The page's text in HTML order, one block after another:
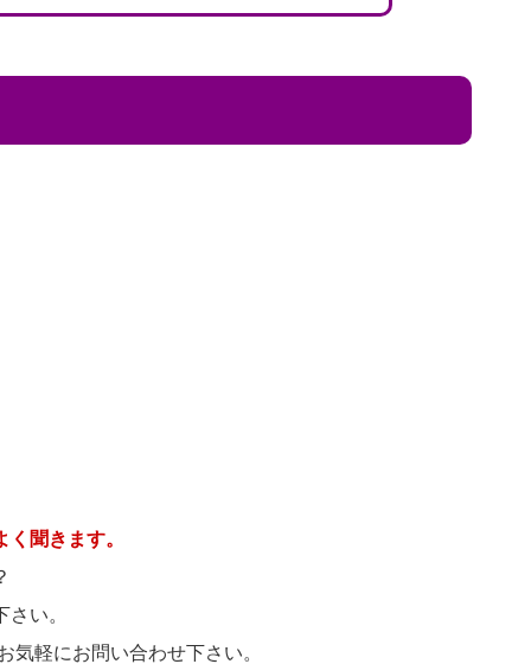
聞きます。
い。
軽にお問い合わせ下さい。